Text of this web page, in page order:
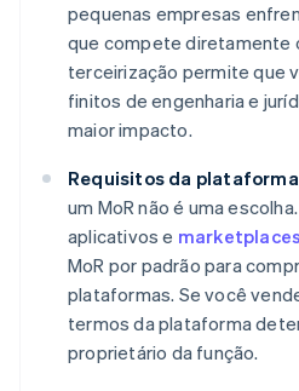
pequenas empresas
que compete diretamente
terceirização permite que
finitos de engenharia e
maior impacto.
Requisitos da
um MoR não é uma
aplicativos e marketplaces
MoR por padrão para
plataformas. Se você
termos da plataforma
proprietário da função.